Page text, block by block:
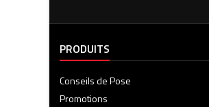
PRODUITS
Conseils de Pose
Promotions